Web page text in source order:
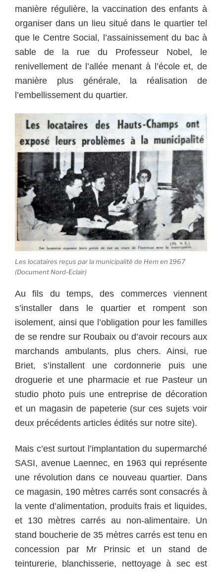
manière régulière, la vaccination des enfants à
organiser dans un lieu situé dans le quartier tel
que le Centre Social, l’assainissement du bac à
sable de la rue du Professeur Nobel, le
renivellement de l’allée menant à l’école et, de
manière plus générale, la réalisation de
l’embellissement du quartier.
Les locataires reçus par la municipalité de Hem en 1967
(Document Nord-Eclair)
Au fils du temps, des commerces viennent
s’installer dans le quartier et rompent son
isolement, ainsi que l’obligation pour les familles
de se rendre sur Roubaix ou d’avoir recours aux
marchands ambulants, plus chers. Ainsi, rue
Briet, s’installent une cordonnerie puis une
droguerie et une pharmacie et rue Pasteur un
studio photo puis une entreprise de décoration
et un magasin de papeterie (sur ces sujets voir
deux précédents articles édités sur notre site).
Mais c’est surtout l’implantation du supermarché
SASI, avenue Laennec, en 1963 qui représente
une révolution dans ce nouveau quartier. Dans
ce magasin, 190 mètres carrés sont consacrés à
la vente d’alimentation, produits frais et liquides,
et 130 mètres carrés au non-alimentaire. Un
stand boucherie de 35 mètres carrés est tenu en
concession par Mr Prinsic et un stand de
teinturerie, blanchisserie, nettoyage à sec est